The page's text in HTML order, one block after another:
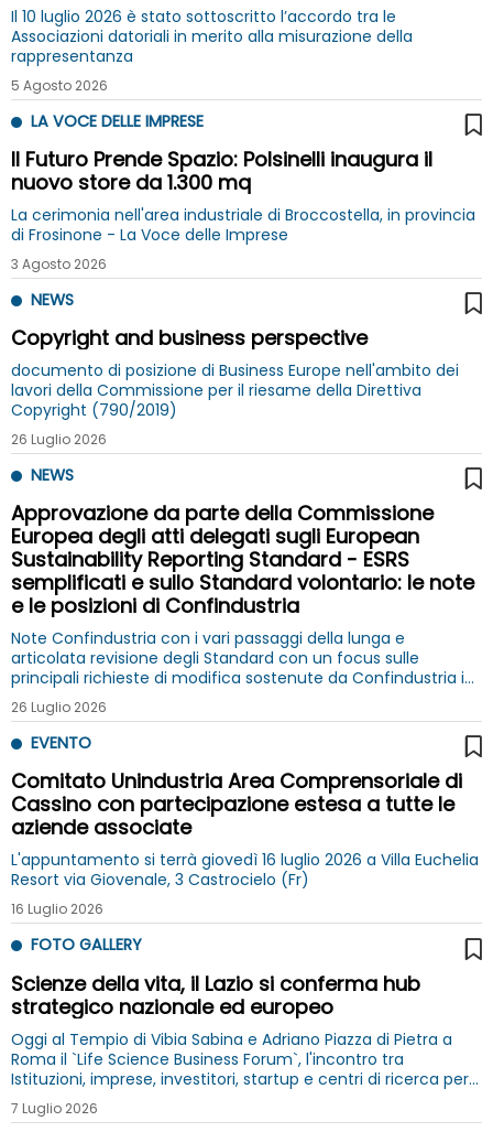
Il 10 luglio 2026 è stato sottoscritto l’accordo tra le
Associazioni datoriali in merito alla misurazione della
rappresentanza
5 Agosto 2026
LA VOCE DELLE IMPRESE
Il Futuro Prende Spazio: Polsinelli inaugura il
nuovo store da 1.300 mq
La cerimonia nell'area industriale di Broccostella, in provincia
di Frosinone - La Voce delle Imprese
3 Agosto 2026
NEWS
Copyright and business perspective
documento di posizione di Business Europe nell'ambito dei
lavori della Commissione per il riesame della Direttiva
Copyright (790/2019)
26 Luglio 2026
NEWS
Approvazione da parte della Commissione
Europea degli atti delegati sugli European
Sustainability Reporting Standard - ESRS
semplificati e sullo Standard volontario: le note
e le posizioni di Confindustria
Note Confindustria con i vari passaggi della lunga e
articolata revisione degli Standard con un focus sulle
principali richieste di modifica sostenute da Confindustria in
coordinamento con Business Europe
26 Luglio 2026
EVENTO
Comitato Unindustria Area Comprensoriale di
Cassino con partecipazione estesa a tutte le
aziende associate
L'appuntamento si terrà giovedì 16 luglio 2026 a Villa Euchelia
Resort via Giovenale, 3 Castrocielo (Fr)
16 Luglio 2026
FOTO GALLERY
Scienze della vita, il Lazio si conferma hub
strategico nazionale ed europeo
Oggi al Tempio di Vibia Sabina e Adriano Piazza di Pietra a
Roma il `Life Science Business Forum`, l'incontro tra
Istituzioni, imprese, investitori, startup e centri di ricerca per
rafforzare l’innovazione e favorire nuove opportunità di
sviluppo
7 Luglio 2026